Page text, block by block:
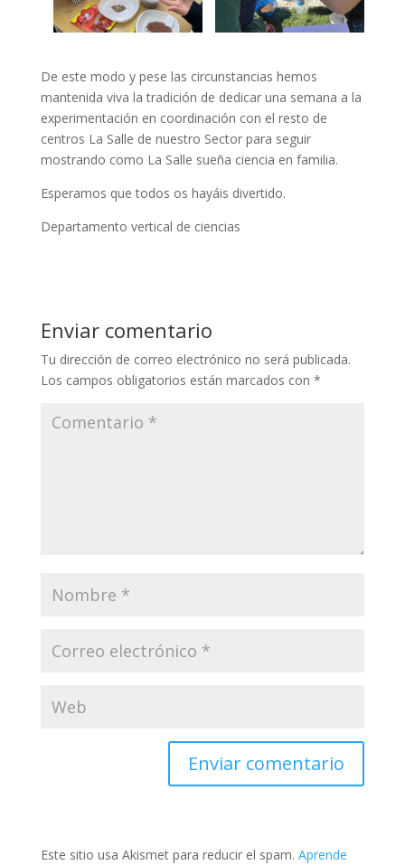
De este modo y pese las circunstancias hemos
mantenida viva la tradición de dedicar una semana a la
experimentación en coordinación con el resto de
centros La Salle de nuestro Sector para seguir
mostrando como La Salle sueña ciencia en familia.
Esperamos que todos os hayáis divertido.
Departamento vertical de ciencias
Enviar comentario
Tu dirección de correo electrónico no será publicada.
Los campos obligatorios están marcados con *
Este sitio usa Akismet para reducir el spam. Aprende